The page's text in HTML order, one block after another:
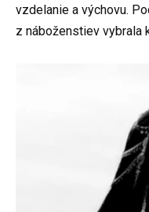
vzdelanie a výchovu.
z náboženstiev vybrala